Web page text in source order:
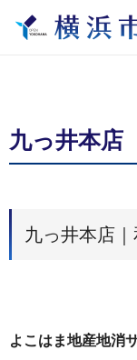
九っ井本店
九っ井本店｜
よこはま地産地消